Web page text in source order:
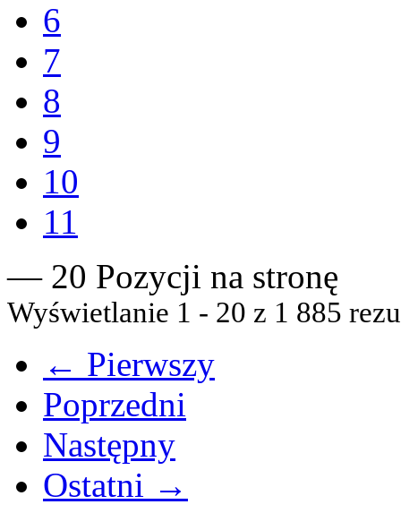
6
7
8
9
10
11
— 20 Pozycji na stronę
Wyświetlanie 1 - 20 z 1 885
← Pierwszy
Poprzedni
Następny
Ostatni →